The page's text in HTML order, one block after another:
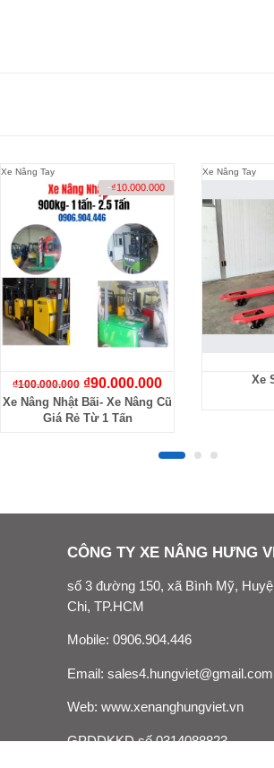
Xe Nâng Tay
-₫10.000.000
₫100.000.000 ₫90.000.000
Xe Nâng Nhật Bãi- Xe Nâng Cũ
Giá Rẻ Từ 1 Tấn
Xe Nâng Tay
Xe
CÔNG TY XE NÂNG HƯNG
số 3 đường 150, xã Bình Mỹ,
Chi, TP.HCM
Mobile: 0906.904.446
Email: sales4.hungviet@gmail.com
Web: www.xenanghungviet.vn
GPDDKKD số 0314088823